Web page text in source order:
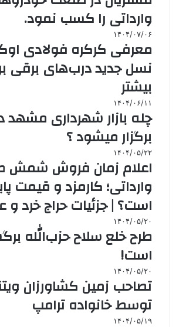
وارداتی را کسب نمود.
۱۴۰۴/۰۷/۰۶
نسل جدید درب‌های برقی
بیشتر
۱۴۰۴/۰۶/۱۱
برگزار میشود ؟
۱۴۰۴/۰۵/۲۲
اعلام زمان فروش شمش
وارداتی؛ کارمزد و قیمت
است؟ | جزئیات حراج خرد و
۱۴۰۴/۰۵/۲۰
طرح خلع سلاح حزب‌الله
است!
۱۴۰۴/۰۵/۲۰
تصاحب زمین کشاورزان
توسط خانواده ترامپ
۱۴۰۴/۰۵/۱۹